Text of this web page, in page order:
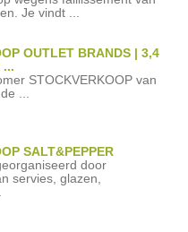
Je vindt ...
OUTLET BRANDS | 3,4
...
STOCKVERKOOP van
...
SALT&PEPPER
door
servies, glazen,